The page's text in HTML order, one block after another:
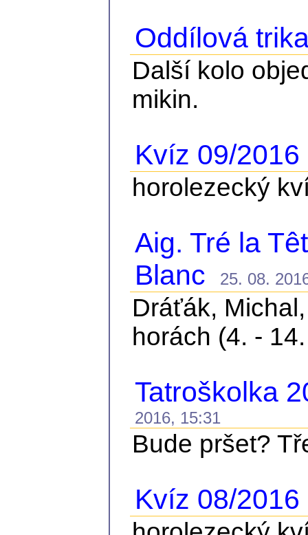
Oddílová
Další kolo
mikin.
Kvíz 09/2016
horolezecký
Aig. Tré la
Blanc 25. 08.
Dráťák,
horách (4. -
Tatroškolka
2016, 15:31
Bude pršet?
Kvíz 08/2016